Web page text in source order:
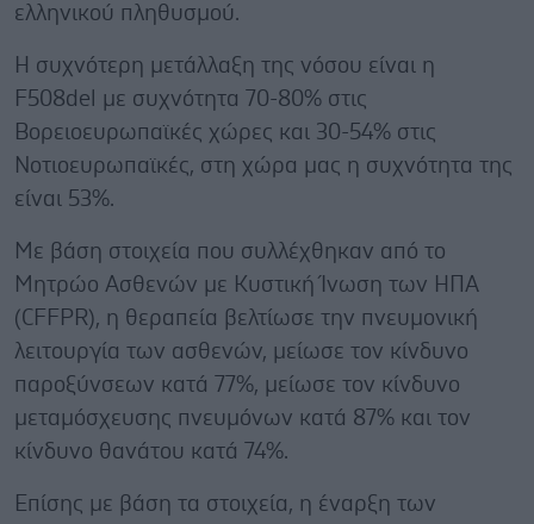
ελληνικού πληθυσμού.
Η συχνότερη μετάλλαξη της νόσου είναι η
F508del με συχνότητα 70-80% στις
Βορειοευρωπαϊκές χώρες και 30-54% στις
Νοτιοευρωπαϊκές, στη χώρα μας η συχνότητα της
είναι 53%.
Με βάση στοιχεία που συλλέχθηκαν από το
Μητρώο Ασθενών με Κυστική Ίνωση των ΗΠΑ
(CFFPR), η θεραπεία βελτίωσε την πνευμονική
λειτουργία των ασθενών, μείωσε τον κίνδυνο
παροξύνσεων κατά 77%, μείωσε τον κίνδυνο
μεταμόσχευσης πνευμόνων κατά 87% και τον
κίνδυνο θανάτου κατά 74%.
Επίσης με βάση τα στοιχεία, η έναρξη των